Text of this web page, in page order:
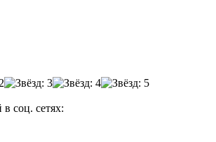
в соц. сетях: